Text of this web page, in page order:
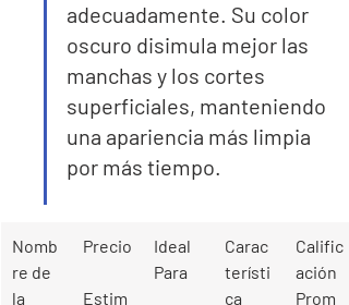
adecuadamente. Su color
oscuro disimula mejor las
manchas y los cortes
superficiales, manteniendo
una apariencia más limpia
por más tiempo.
Nomb
re de
la
Precio
Estim
Ideal
Para
Carac
terísti
ca
Calific
ación
Prom